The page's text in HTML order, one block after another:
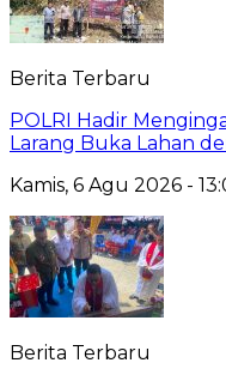
Berita Terbaru
POLRI Hadir
Larang Buka Lahan
Kamis, 6 Agu 2026 -
Berita Terbaru